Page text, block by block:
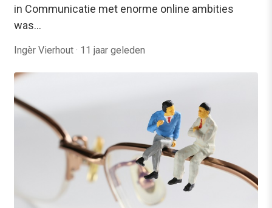
in Communicatie met enorme online ambities
was…
Ingèr Vierhout · 11 jaar geleden